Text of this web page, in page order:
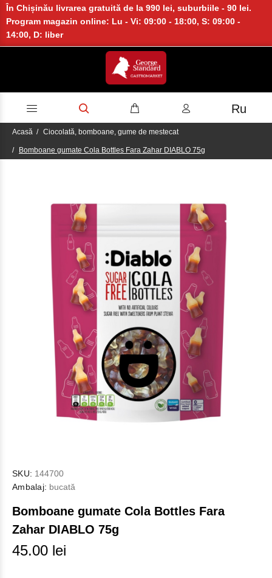
În Chișinău livrarea gratuită de la 990 lei, suburbiile - 90 lei.
Program magazin online: Lu - Vi: 09:00 - 18:00, S: 09:00 -
14:00, D: liber
Ru
Acasă Ciocolată, bomboane, gume de mestecat
Bomboane gumate Cola Bottles Fara Zahar DIABLO 75g
SKU: 144700
Ambalaj: bucată
Bomboane gumate Cola Bottles Fara
Zahar DIABLO 75g
45.00 lei